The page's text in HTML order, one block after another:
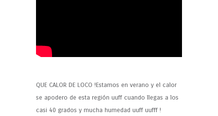
QUE CALOR DE LOCO !Estamos en verano y el calor
se apodero de esta región uuff cuando llegas a los
casi 40 grados y mucha humedad uuff uufff !